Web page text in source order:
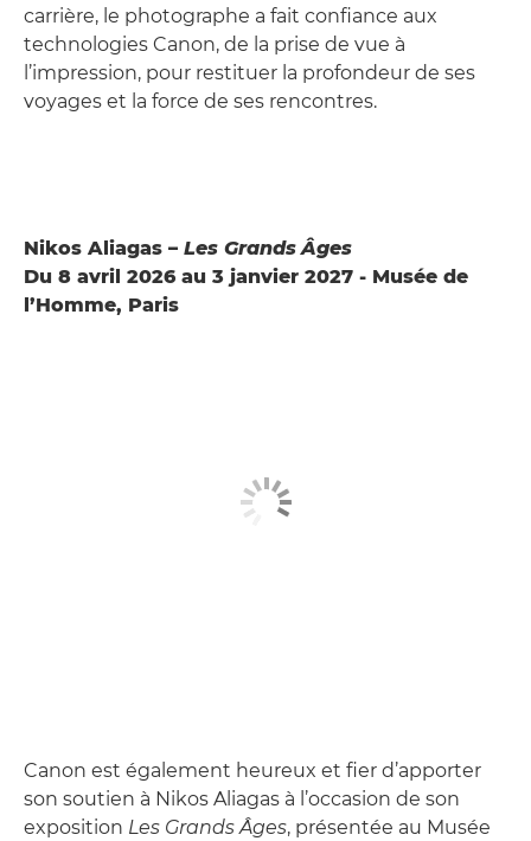
carrière, le photographe a fait confiance aux
technologies Canon, de la prise de vue à
l’impression, pour restituer la profondeur de ses
voyages et la force de ses rencontres.
Nikos Aliagas – Les Grands Âges
Du 8 avril 2026 au 3 janvier 2027 - Musée de
l’Homme, Paris
Canon est également heureux et fier d’apporter
son soutien à Nikos Aliagas à l’occasion de son
exposition Les Grands Âges, présentée au Musée